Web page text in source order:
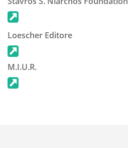
Loescher Editore
M.I.U.R.